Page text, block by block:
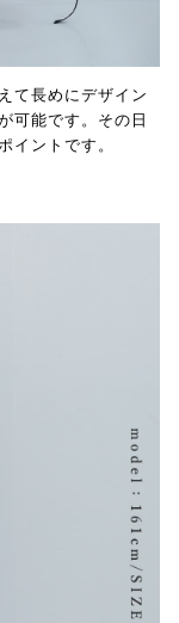
て長めにデザイン
可能です。その日
イントです。